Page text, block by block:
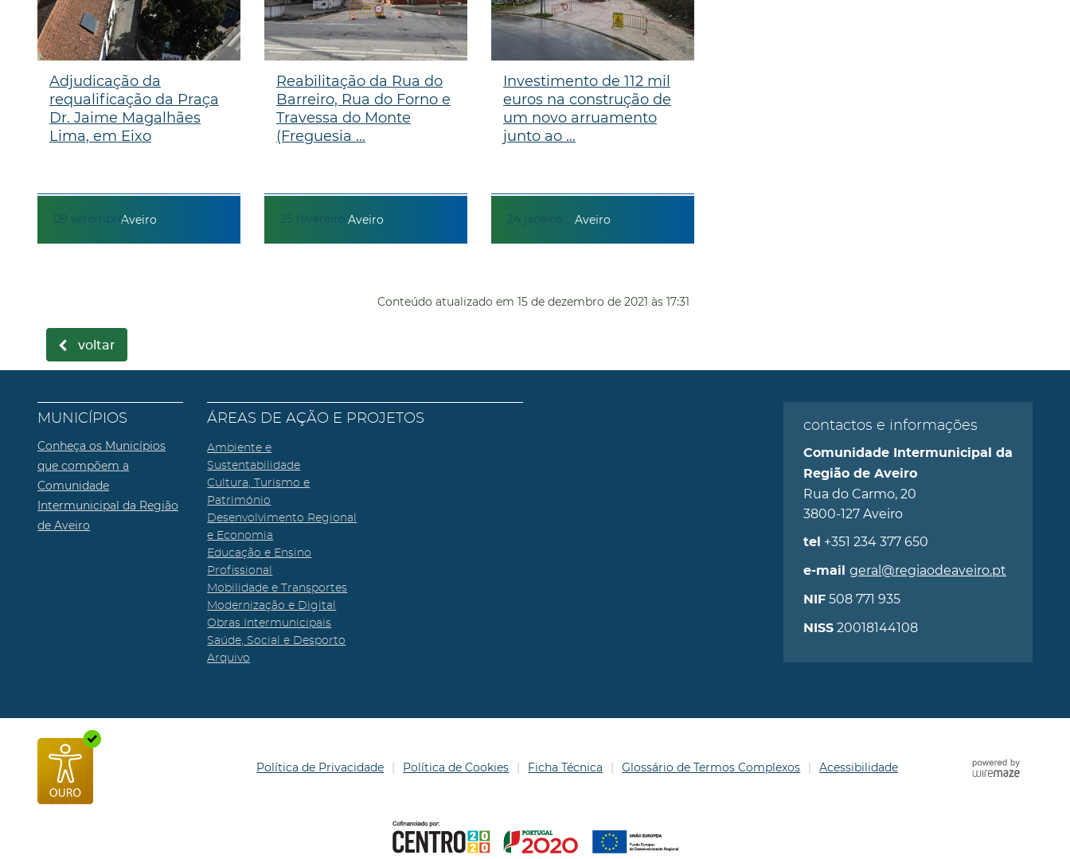
09 setembro
Adjudicação da
requalificação da Praça
Dr. Jaime Magalhães
Lima, em Eixo
Aveiro 25 fevereiro
Reabilitação da Rua do
Barreiro, Rua do Forno e
Travessa do Monte
(Freguesia ...
Aveiro 24 janeiro
Investimento de 112 mil
euros na construção de
um novo arruamento
junto ao ...
Aveiro
Conteúdo atualizado em 15 de dezembro de 2021 às 17:31
voltar
MUNICÍPIOS
Conheça os Municípios
que compõem a
Comunidade
Intermunicipal da Região
de Aveiro
ÁREAS DE AÇÃO E PROJETOS
Ambiente e
Sustentabilidade
Cultura, Turismo e
Património
Desenvolvimento Regional
e Economia
Educação e Ensino
Profissional
Mobilidade e Transportes
Modernização e Digital
Obras Intermunicipais
Saúde, Social e Desporto
Arquivo
contactos e informações
Comunidade Intermunicipal da
Região de Aveiro
Rua do Carmo, 20
3800-127 Aveiro
tel +351 234 377 650
e-mail geral@regiaodeaveiro.pt
NIF508 771 935
NISS20018144108
Política de Privacidade Política de Cookies Ficha Técnica Glossário de Termos Complexos Acessibilidade